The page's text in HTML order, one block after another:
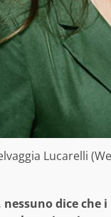
Lucarelli
dice che